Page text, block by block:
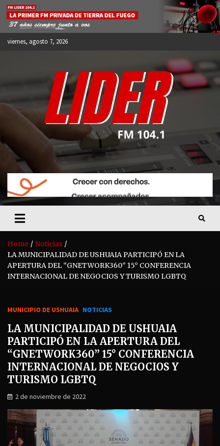
Skip
content
viernes, agosto 7, 2026
FM LIDER 104.1
Home
Noticias
LA MUNICIPALIDAD DE USHUAIA PARTICIPÓ EN LA
APERTURA DEL “GNETWORK360” 15° CONFERENCIA
INTERNACIONAL DE NEGOCIOS Y TURISMO LGBTQ
MUNICIPIO DE USHUAIA NOTICIAS
LA MUNICIPALIDAD DE USHUAIA
PARTICIPÓ EN LA APERTURA DEL
“GNETWORK360” 15° CONFERENCIA
INTERNACIONAL DE NEGOCIOS Y
TURISMO LGBTQ
2 de noviembre de 2022